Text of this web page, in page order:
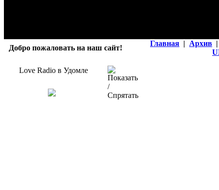
Добро пожаловать на наш сайт!
Главная | Архив |
Love Radio в Удомле